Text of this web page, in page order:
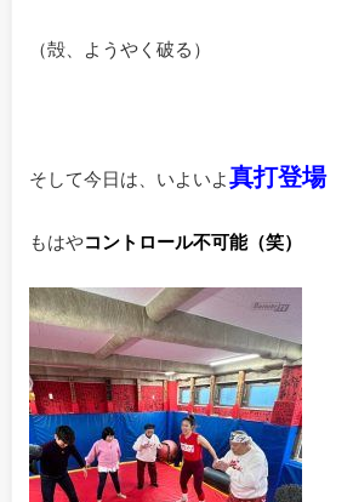
（殻、ようやく破る）
そして今日は、いよいよ真打登場
もはやコントロール不可能（笑）